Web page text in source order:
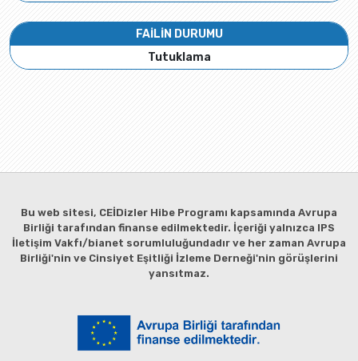
FAİLİN DURUMU
Tutuklama
Bu web sitesi, CEİDizler Hibe Programı kapsamında Avrupa
Birliği tarafından finanse edilmektedir. İçeriği yalnızca IPS
İletişim Vakfı/bianet sorumluluğundadır ve her zaman Avrupa
Birliği'nin ve Cinsiyet Eşitliği İzleme Derneği'nin görüşlerini
yansıtmaz.